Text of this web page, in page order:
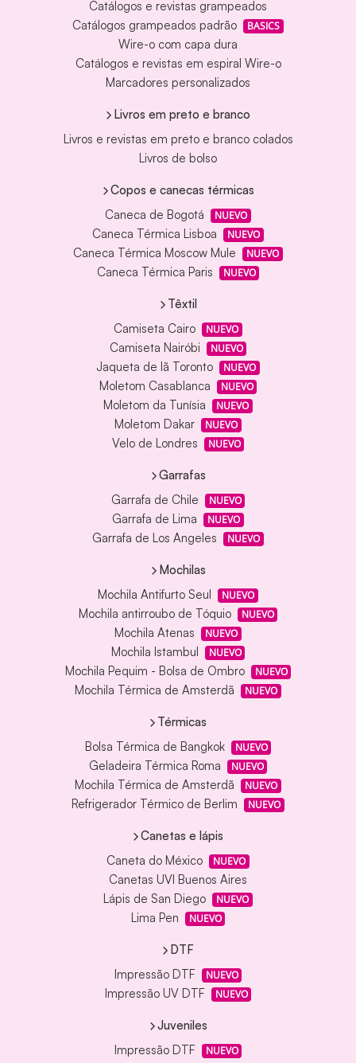
Catálogos e revistas grampeados
Catálogos grampeados padrão
BASICS
Wire-o com capa dura
Catálogos e revistas em espiral Wire-o
Marcadores personalizados
Livros em preto e branco
Livros e revistas em preto e branco colados
Livros de bolso
Copos e canecas térmicas
Caneca de Bogotá
NUEVO
Caneca Térmica Lisboa NUEVO
Caneca Térmica Moscow Mule NUEVO
Caneca Térmica Paris NUEVO
Têxtil
Camiseta Cairo
NUEVO
Camiseta Nairóbi NUEVO
Jaqueta de lã Toronto NUEVO
Moletom Casablanca NUEVO
Moletom da Tunísia NUEVO
Moletom Dakar NUEVO
Velo de Londres NUEVO
Garrafas
Garrafa de Chile
NUEVO
Garrafa de Lima NUEVO
Garrafa de Los Angeles NUEVO
Mochilas
Mochila Antifurto Seul
NUEVO
Mochila antirroubo de Tóquio NUEVO
Mochila Atenas NUEVO
Mochila Istambul NUEVO
Mochila Pequim - Bolsa de Ombro NUEVO
Mochila Térmica de Amsterdã NUEVO
Térmicas
Bolsa Térmica de Bangkok
NUEVO
Geladeira Térmica Roma NUEVO
Mochila Térmica de Amsterdã NUEVO
Refrigerador Térmico de Berlim NUEVO
Canetas e lápis
Caneta do México
NUEVO
Canetas UVI Buenos Aires
Lápis de San Diego
NUEVO
Lima Pen NUEVO
DTF
Impressão DTF
NUEVO
Impressão UV DTF NUEVO
Juveniles
Impressão DTF
NUEVO